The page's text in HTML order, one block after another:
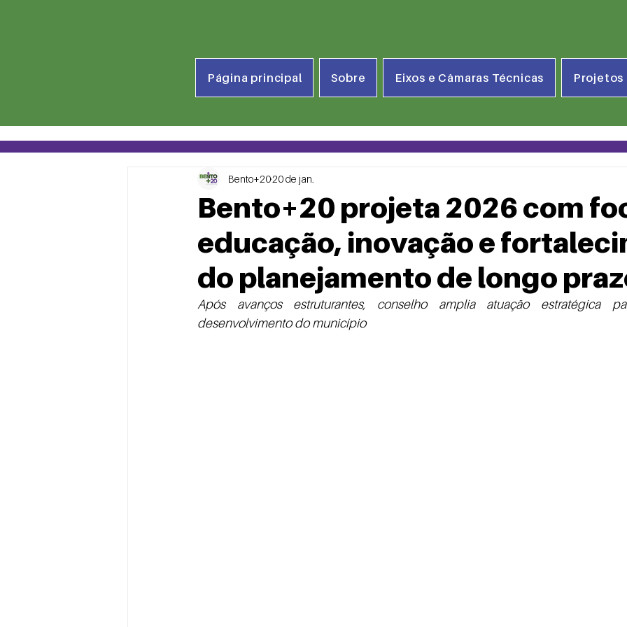
Página principal Sobre Eixos e Câmaras Técnicas Projetos
Bento+20 projeta 2026 com
educação, inovação e
do planejamento de longo
Bento+2020 de jan.
Após avanços estruturantes, conselho amplia atuação estratégica
desenvolvimento do município